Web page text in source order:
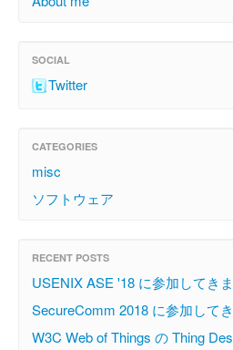
SOCIAL
Twitter
CATEGORIES
misc
ソフトウェア
RECENT POSTS
USENIX ASE '18 に参加してき
SecureComm 2018 に参加して
W3C Web of Things の Thing